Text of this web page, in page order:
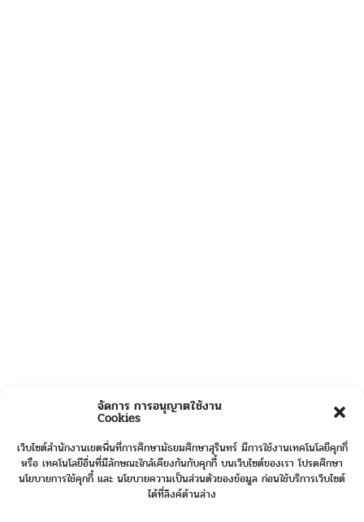
จัดการ การอนุญาตใช้งาน
Cookies
เว็บไซต์สำนักงานเขตพื้นที่การศึกษามัธยมศึกษาสุรินทร์ มีการใช้งานเทคโนโลยีคุกกี้
หรือ เทคโนโลยีอื่นที่มีลักษณะใกล้เคียงกันกับคุกกี้ บนเว็บไซต์ของเรา โปรดศึกษา
นโยบายการใช้คุกกี้ และ นโยบายความเป็นส่วนตัวของข้อมูล ก่อนใช้บริการเว็บไซต์
ได้ที่ลิงค์ด้านล่าง